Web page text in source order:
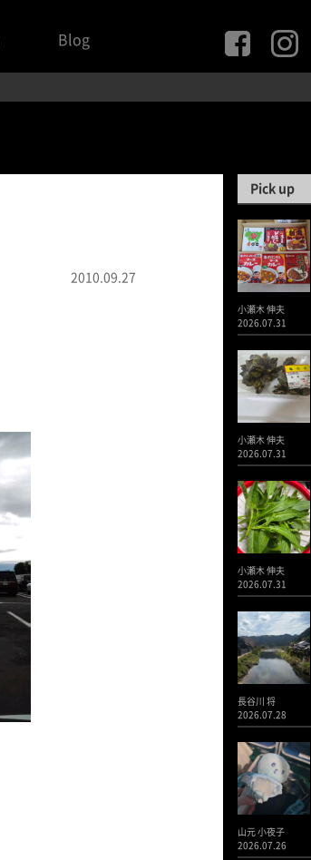
Blog
2010.09.27
Pick up
小瀬木 伸夫
2026.07.31
小瀬木 伸夫
2026.07.31
小瀬木 伸夫
2026.07.31
長谷川 将
2026.07.28
山元 小夜子
2026.07.26